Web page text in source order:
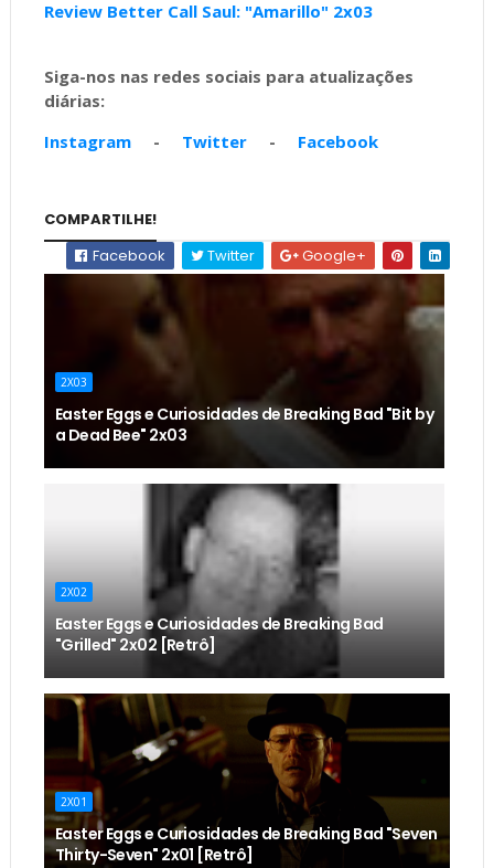
Review Better Call Saul: "Amarillo" 2x03
Siga-nos nas redes sociais para atualizações
diárias:
Instagram- Twitter- Facebook
COMPARTILHE!
Facebook
Twitter Google+
2X03
Easter Eggs e Curiosidades de Breaking Bad "Bit by
a Dead Bee" 2x03
2X02
Easter Eggs e Curiosidades de Breaking Bad
"Grilled" 2x02 [Retrô]
2X01
Easter Eggs e Curiosidades de Breaking Bad "Seven
Thirty-Seven" 2x01 [Retrô]